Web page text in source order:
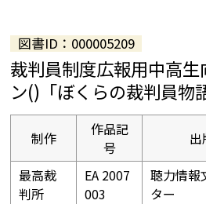
図書ID：000005209
裁判員制度広報用中高生
ン()「ぼくらの裁判員物
制作
作品記
号
出
最高裁
判所
EA 2007
003
聴力情報
ター